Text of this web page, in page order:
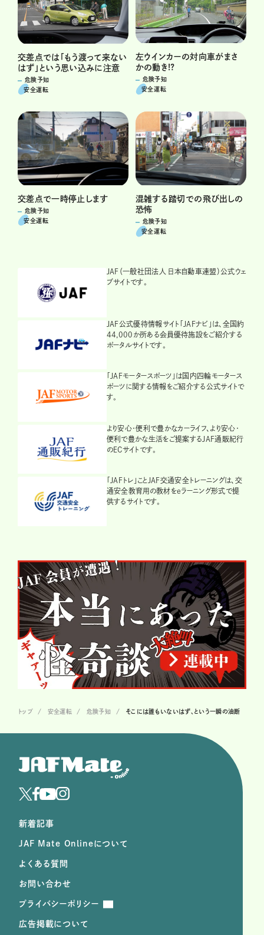
交差点では「もう渡って来ない
はず」という思い込みに注意
危険予知
安全運転
左ウインカーの対向車がまさ
かの動き!?
危険予知
安全運転
交差点で一時停止します
危険予知
安全運転
混雑する踏切での飛び出しの
恐怖
危険予知
安全運転
JAF（一般社団法人 日本自動車連盟）公式ウェ
ブサイトです。
JAF公式優待情報サイト「JAFナビ」は、全国約
44,000か所ある会員優待施設をご紹介する
ポータルサイトです。
「JAFモータースポーツ」は国内四輪モータース
ポーツに関する情報をご紹介する公式サイトで
す。
より安心・便利で豊かなカーライフ、より安心・
便利で豊かな生活をご提案するJAF通販紀行
のECサイトです。
「JAFトレ」ことJAF交通安全トレーニングは、交
通安全教育用の教材をeラーニング形式で提
供するサイトです。
トップ 安全運転 危険予知 そこには誰もいないはず、という一瞬の油断
新着記事
JAF Mate Onlineについて
よくある質問
お問い合わせ
プライバシーポリシー
広告掲載について